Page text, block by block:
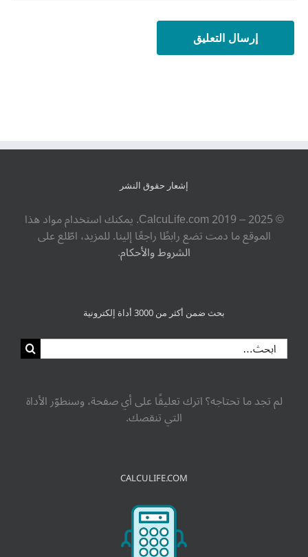
إشعار حقوق النشر
© ‎CalcuLife.com‎ 2019 – 2025. يمكنك استخدام مواد هذا
الموقع ما دمت تضع رابطًا راجعًا إلينا. للمزيد، اطّلع على
الشروط والأحكام.
بحث ضمن أكثر من 3000 أداة إلكترونية
لم تجد ما تحتاجه؟ اترك تعليقًا على أي صفحة، وسنطوّر الأداة
التي تنقصك.
CALCULIFE.COM